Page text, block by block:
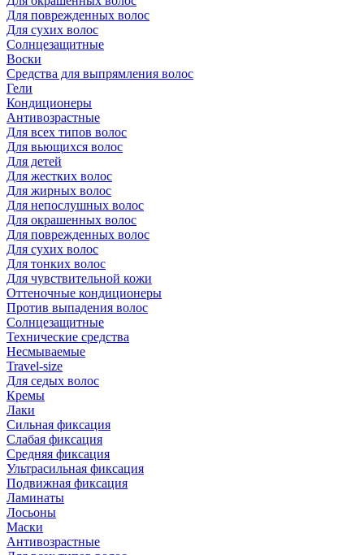
Для поврежденных волос
Для сухих волос
Солнцезащитные
Воски
Средства для выпрямления волос
Гели
Кондиционеры
Антивозрастные
Для всех типов волос
Для вьющихся волос
Для детей
Для жестких волос
Для жирных волос
Для непослушных волос
Для окрашенных волос
Для поврежденных волос
Для сухих волос
Для тонких волос
Для чувствительной кожи
Оттеночные кондиционеры
Против выпадения волос
Солнцезащитные
Технические средства
Несмываемые
Travel-size
Для седых волос
Кремы
Лаки
Сильная фиксация
Слабая фиксация
Средняя фиксация
Ультрасильная фиксация
Подвижная фиксация
Ламинаты
Лосьоны
Маски
Антивозрастные